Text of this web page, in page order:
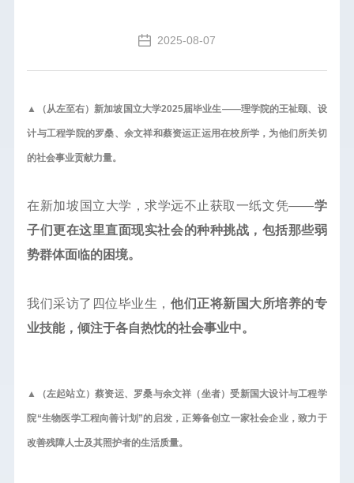
2025-08-07
▲（从左至右）新加坡国立大学2025届毕业生——理学院的王祉颐、设
计与工程学院的罗桑、余文祥和蔡资运正运用在校所学，为他们所关切
的社会事业贡献力量。
在新加坡国立大学，求学远不止获取一纸文凭——学
子们更在这里直面现实社会的种种挑战，包括那些弱
势群体面临的困境。
我们采访了四位毕业生， 他们正将新国大所培养的专
业技能，倾注于各自热忱的社会事业中。
▲（左起站立）蔡资运、罗桑与余文祥（坐者）受新国大设计与工程学
院“生物医学工程向善计划”的启发，正筹备创立一家社会企业，致力于
改善残障人士及其照护者的生活质量。